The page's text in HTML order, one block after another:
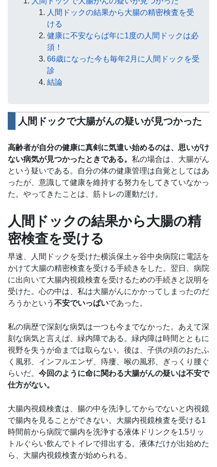
人間ドックの結果から大腸の精密検査を受
ける
健康に不安ならば年に1度の人間ドックは必
須！
66歳になった今も毎年2月に人間ドックを受
診
結論
人間ドックで大腸がんの疑いが見つかった
高齢者が自分の健康に真剣に気遣い始めるのは、思いがけ
ない病気が見つかったときである。 私の場合は、大腸がん
という疑いである。自分の体の健康管理は自覚としてはあ
ったが、意識して健康を維持する努力をしてきていなかっ
た。やってきたことは、筋トレの運動だけ。
人間ドックの結果から大腸の精
密検査を受ける
早速、人間ドックを受けた横浜保土ヶ谷中央病院に電話を
かけて大腸の精密検査を受ける手続きをした。翌日、病院
に出向いて大腸内視鏡検査を受けるための手続きと説明を
受けた。心の中は、私は大腸がんにかかってしまったのだ
ろうかという 不安でいっぱいであった。
私の病歴で深刻な病気は一つも今までなかった。あえて深
刻な病気と言えば、緑内障である。緑内障は時間とともに
視野を失うが命までは取らない。後は、子供の頃のおたふ
く風邪、インフルエンザ、痔瘻、喉の風邪、ぎっくり腰ぐ
らいだ。 今回のように命に関わる大腸がんの疑いは不安で
仕方がない。
大腸内視鏡検査は、腸の中を洗浄してからでないと内視鏡
で腸内を見ることができない。大腸内視鏡検査を受ける1
時間前から病院で腸内を洗浄する液体ドリンクを1.5リッ
トルぐらい飲んでトイレで排出する。液体だけが出始めた
ら、大腸内視鏡検査が始められる。